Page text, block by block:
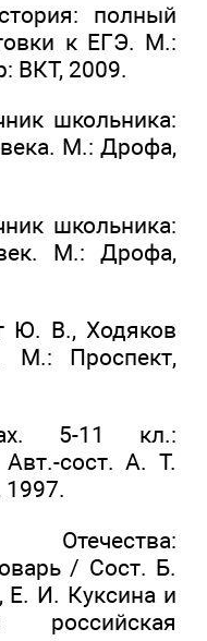
полный
к ЕГЭ. М.:
ВКТ, 2009.
школьника:
М.: Дрофа,
школьника:
М.: Дрофа,
Ю. В., Ходяков
М.: Проспект,
5-11 кл.:
сост. A. Т.
/ Сост. Б.
И. Куксина и